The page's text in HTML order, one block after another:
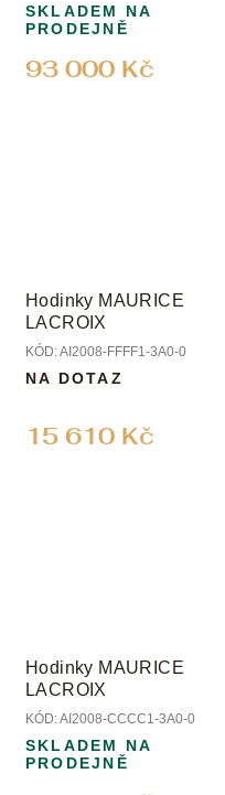
93 000 Kč
SKLADEM NA
PRODEJNĚ
Hodinky MAURICE
LACROIX
KÓD:AI2008-FFFF1-3A0-0
15 610 Kč
NA DOTAZ
Hodinky MAURICE
LACROIX
KÓD:AI2008-CCCC1-3A0-0
SKLADEM NA
PRODEJNĚ